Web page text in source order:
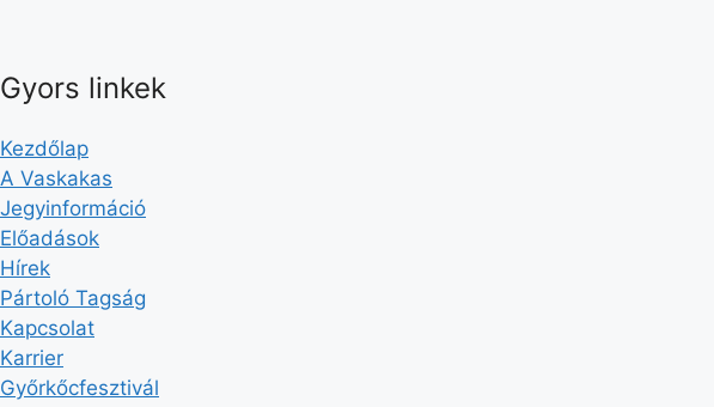
Gyors linkek
Kezdőlap
A Vaskakas
Jegyinformáció
Előadások
Hírek
Pártoló Tagság
Kapcsolat
Karrier
Győrkőcfesztivál